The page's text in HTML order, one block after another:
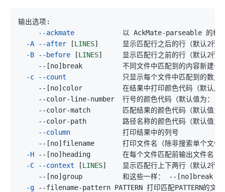
--ackmate
-A
--after [LINES]
-B
--before [LINES]
     --
[no]
-c
--count
     --
[no]
     --color-line-number  行号的颜色代码（默认值为：1
--color-match        匹配结果的颜色代码（默认值为
--color-path         路径名称的颜色代码（默认值为
--column
     --
[no]
-H -- [no]
-C
--context [LINES]
     --
[no] group          和这些一样： -- [no] break --
-g